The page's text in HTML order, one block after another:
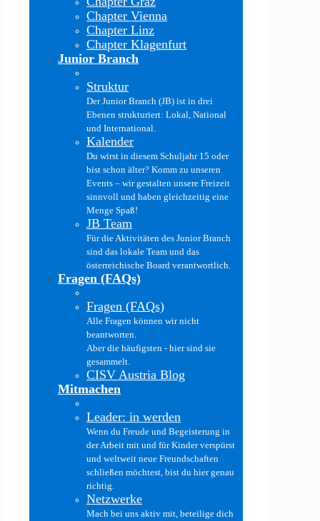
Chapter Vienna
Chapter Linz
Chapter Klagenfurt
Junior Branch
Struktur
Der Junior Branch (JB) ist in drei
Ebenen strukturiert: Lokal, National
und International.
Kalender
Du wirst in diesem Schuljahr 15 oder
bist schon älter? Komm zu unseren
Events – wir gestalten unsere Freizeit
sinnvoll und haben gleichzeitig eine
Menge Spaß!
JB Team
Für die Aktivitäten des Junior Branch
sind das lokale Team und das
österreichische Board verantwortlich.
Fragen (FAQs)
Fragen (FAQs)
Alle Fragen können wir nicht
beantworten.
Aber die häufigsten - hier sind sie
gesammelt.
CISV Austria Blog
Mitmachen
Leader: in werden
Wenn du Freude und Begeisterung in
der Arbeit mit und für Kinder verspürst
und weltweit neue Freundschaften
schließen möchtest, bist du hier genau
richtig.
Netzwerke
Mach bei uns aktiv mit, beteilige dich